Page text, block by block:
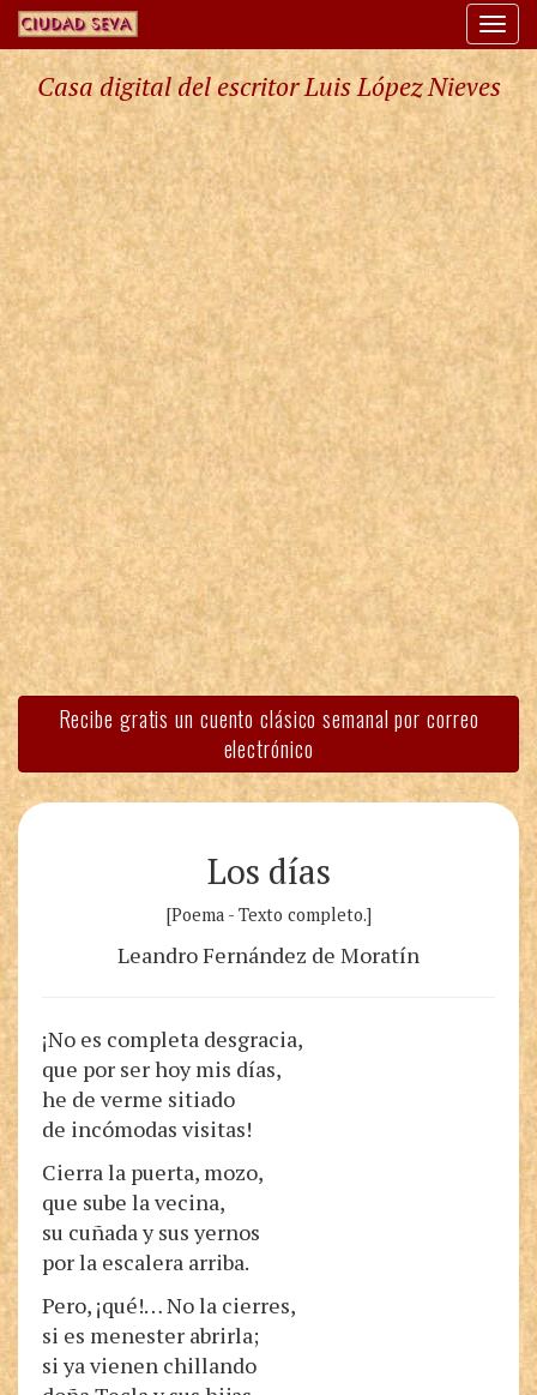
Casa digital del escritor Luis López Nieves
Recibe gratis un cuento clásico semanal por correo
electrónico
Los días
[Poema - Texto completo.]
Leandro Fernández de Moratín
¡No es completa desgracia,
que por ser hoy mis días,
he de verme sitiado
de incómodas visitas!
Cierra la puerta, mozo,
que sube la vecina,
su cuñada y sus yernos
por la escalera arriba.
Pero, ¡qué!… No la cierres,
si es menester abrirla;
si ya vienen chillando